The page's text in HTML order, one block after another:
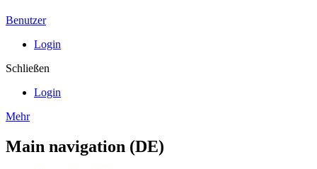
Benutzer
Login
Schließen
Login
Mehr
Main navigation (DE)